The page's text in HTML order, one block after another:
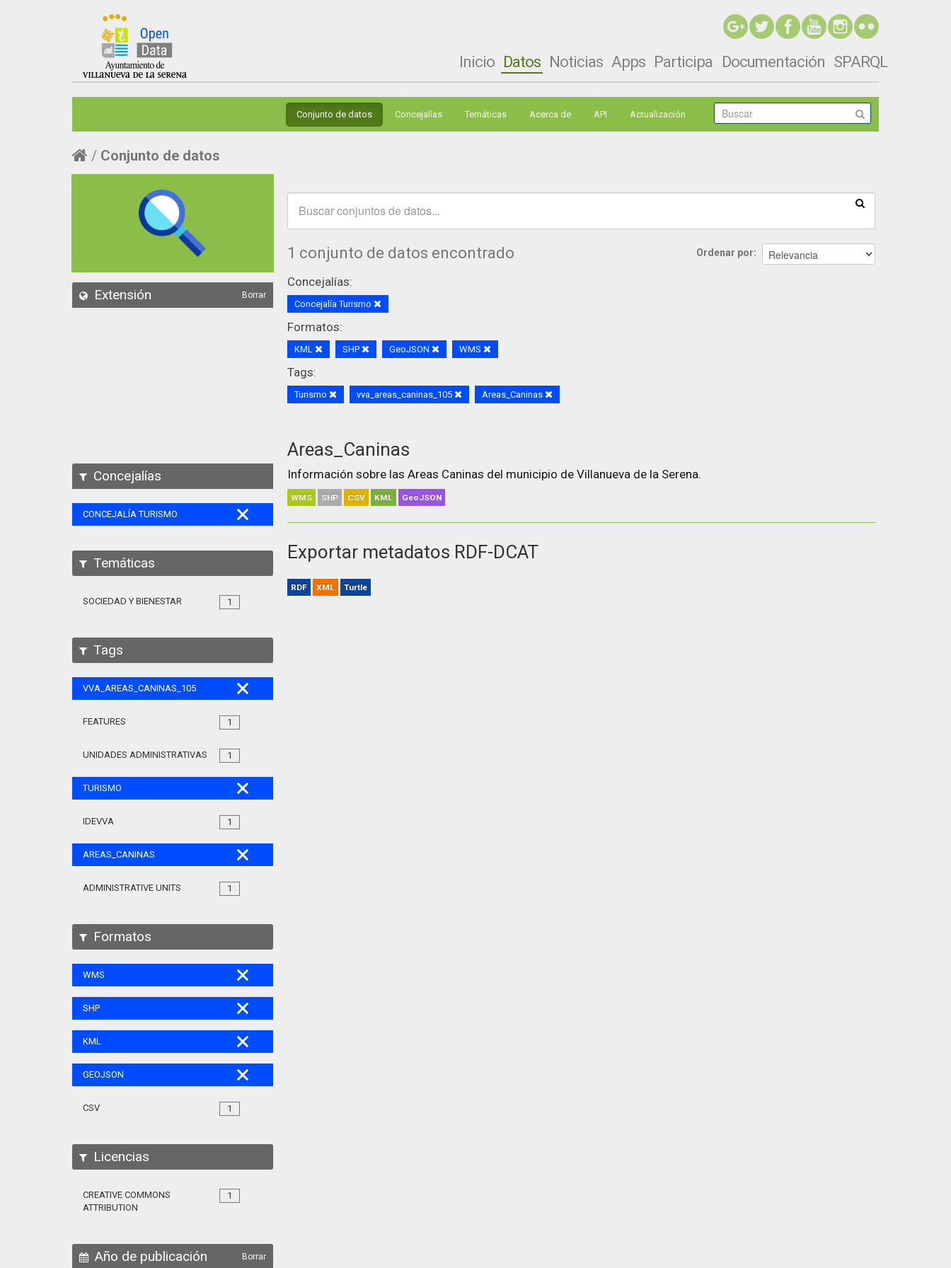
Inicio Datos Noticias Apps Participa Documentación SPARQL
Conjunto de datos Concejalías Temáticas Acerca de API Actualización
Conjunto de datos
Extensión Borrar
Concejalías
CONCEJALÍA TURISMO
Temáticas
1
SOCIEDAD Y BIENESTAR
Tags
VVA_AREAS_CANINAS_105
1
FEATURES
1
UNIDADES ADMINISTRATIVAS
TURISMO
1
IDEVVA
AREAS_CANINAS
1
ADMINISTRATIVE UNITS
Formatos
WMS
SHP
KML
GEOJSON
1
CSV
Licencias
1
CREATIVE COMMONS
ATTRIBUTION
Año de publicación Borrar
Ordenar por
1 conjunto de datos encontrado
Concejalías:
Concejalía Turismo
Formatos:
KML SHP GeoJSON WMS
Tags:
Turismo vva_areas_caninas_105 Areas_Caninas
Areas_Caninas
Información sobre las Areas Caninas del municipio de Villanueva de la Serena.
WMS SHP CSV KML GeoJSON
Exportar metadatos RDF-DCAT
RDF XML Turtle